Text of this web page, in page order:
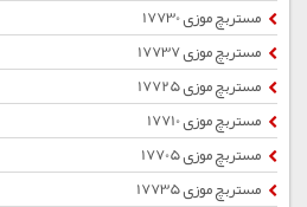
مستربچ موزی 17730
مستربچ موزی 17737
مستربچ موزی 17725
مستربچ موزی 17710
مستربچ موزی 17705
مستربچ موزی 17735